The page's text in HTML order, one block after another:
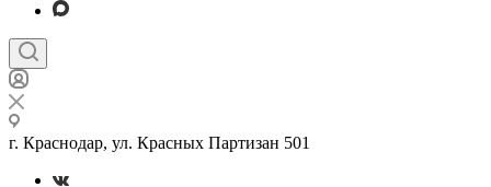
г. Краснодар, ул. Красных Партизан 501